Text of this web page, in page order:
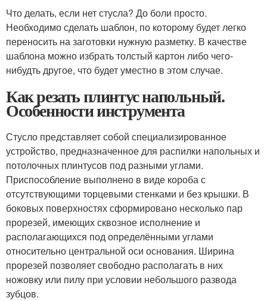
Что делать, если нет стусла? До боли просто.
Необходимо сделать шаблон, по которому будет легко
переносить на заготовки нужную разметку. В качестве
шаблона можно избрать толстый картон либо чего-
нибудть другое, что будет уместно в этом случае.
Как резать плинтус напольный.
Особенности инструмента
Стусло представляет собой специализированное
устройство, предназначенное для распилки напольных и
потолочных плинтусов под разными углами.
Приспособление выполнено в виде короба с
отсутствующими торцевыми стенками и без крышки. В
боковых поверхностях сформировано несколько пар
прорезей, имеющих сквозное исполнение и
располагающихся под определёнными углами
относительно центральной оси основания. Ширина
прорезей позволяет свободно располагать в них
ножовку или пилу при условии небольшого развода
зубцов.